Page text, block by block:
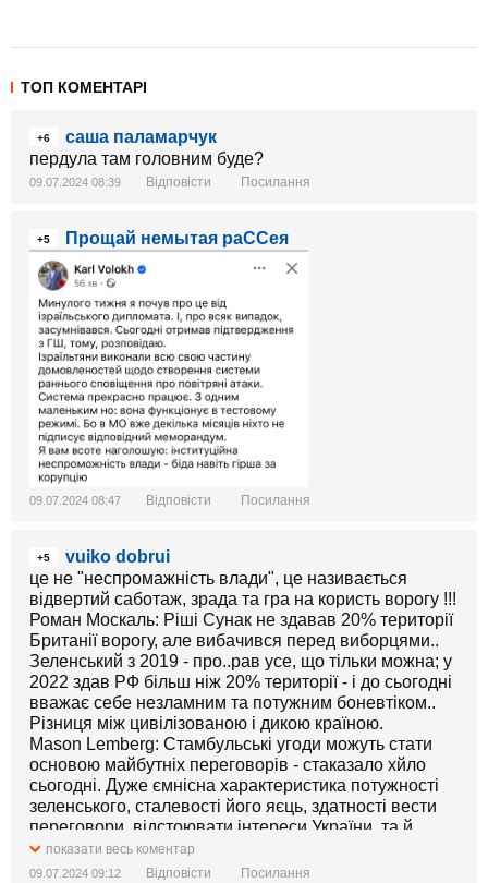
ТОП КОМЕНТАРІ
+6
саша паламарчук
пердула там головним буде?
09.07.2024 08:39 Відповісти Посилання
+5 Прощай немытая раССея
09.07.2024 08:47 Відповісти Посилання
+5
vuiko dobrui
це не "неспромажність влади", це називається
відвертий саботаж, зрада та гра на користь ворогу !!!
Роман Москаль: Ріші Сунак не здавав 20% території
Британії ворогу, але вибачився перед виборцями..
Зеленський з 2019 - про..рав усе, що тільки можна; у
2022 здав РФ більш ніж 20% території - і до сьогодні
вважає себе незламним та потужним боневтіком..
Різниця між цивілізованою і дикою країною.
Mason Lemberg: Стамбульські угоди можуть стати
основою майбутніх переговорів - стаказало хйло
сьогодні. Дуже ємнісна характеристика потужності
зеленського, сталевості його яєць, здатності вести
переговори, відстоювати інтереси України, та й,
зрештою, ролі Зеленського в історії України. "Якщо
наступний Саміт Миру буде йти по тому плану, який
показати весь коментар
09.07.2024 09:12 Відповісти Посилання